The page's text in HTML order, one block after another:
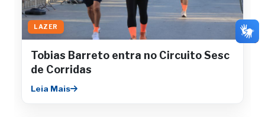
LAZER
Tobias Barreto entra no Circuito Sesc
de Corridas
Leia Mais